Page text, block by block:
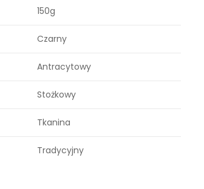
150g
Czarny
Antracytowy
Stożkowy
Tkanina
Tradycyjny